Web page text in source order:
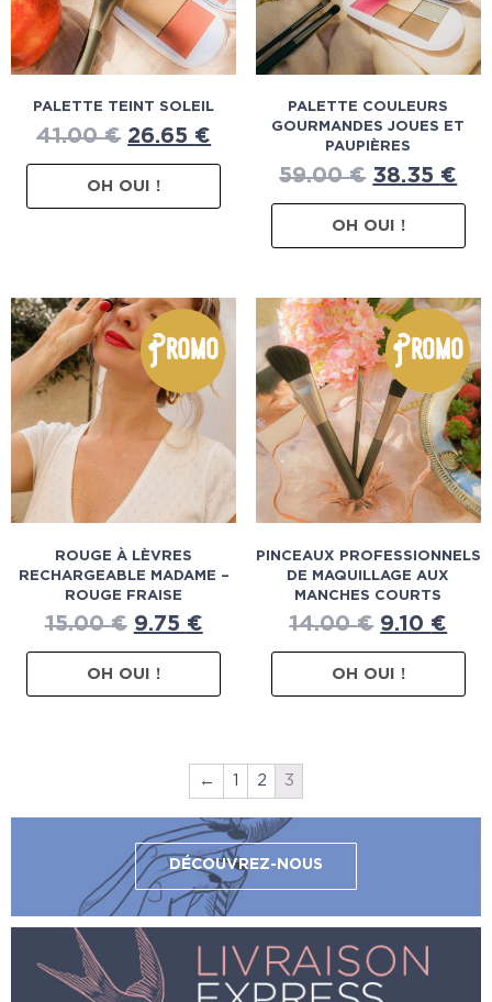
PALETTE TEINT SOLEIL
41.00€ 26.65 €
OH OUI !
PALETTE COULEURS
GOURMANDES JOUES ET
PAUPIÈRES
59.00€ 38.35 €
OH OUI !
Promo
ROUGE À LÈVRES
RECHARGEABLE MADAME –
ROUGE FRAISE
15.00€ 9.75 €
OH OUI !
Promo
PINCEAUX PROFESSIONNELS
DE MAQUILLAGE AUX
MANCHES COURTS
14.00€ 9.10 €
OH OUI !
← 1 2 3
DÉCOUVREZ-NOUS